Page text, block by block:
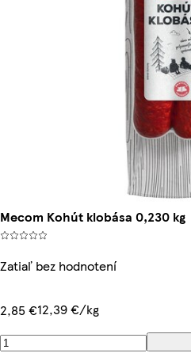
Mecom Kohút klobása 0,230 kg
Zatiaľ bez hodnotení
2,85 €12,39 €/kg